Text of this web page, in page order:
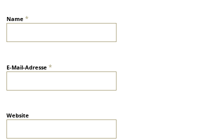
Name*
E-Mail-Adresse*
Website